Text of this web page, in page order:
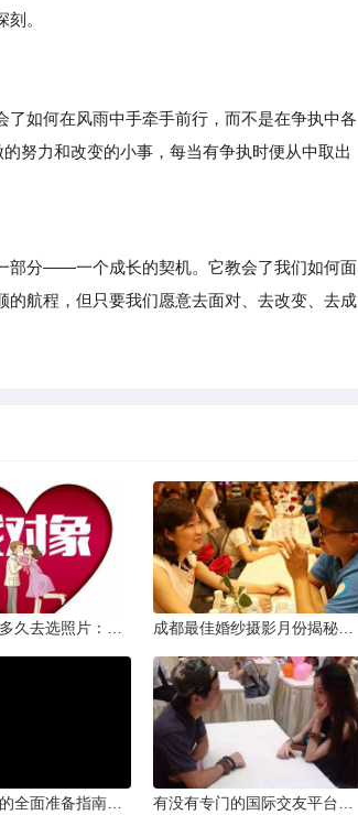
。
如何在风雨中手牵手前行，而不是在争执中各
努力和改变的小事，每当有争执时便从中取出
分——一个成长的契机。它教会了我们如何面
航程，但只要我们愿意去面对、去改变、去成